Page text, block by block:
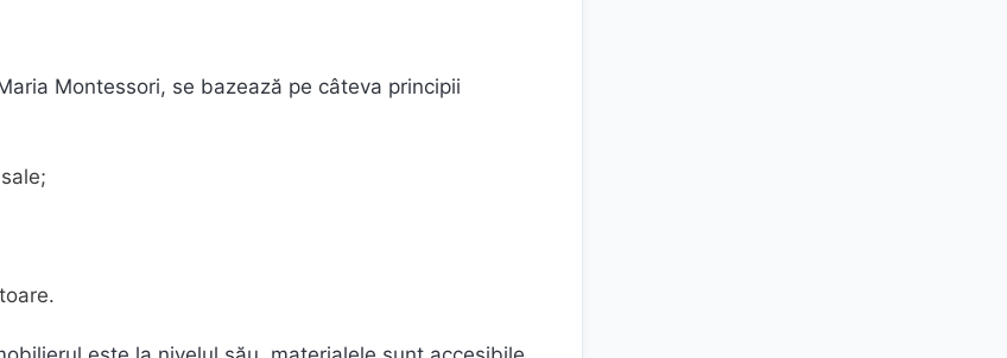
Montessori, se bazează pe câteva principii